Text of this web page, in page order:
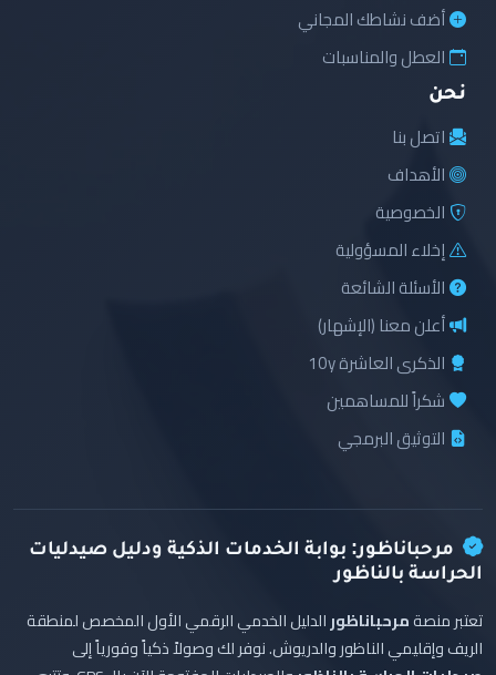
أضف نشاطك المجاني
العطل والمناسبات
نحن
اتصل بنا
الأهداف
الخصوصية
إخلاء المسؤولية
الأسئلة الشائعة
أعلن معنا (الإشهار)
الذكرى العاشرة 10y
شكراً للمساهمين
التوثيق البرمجي
مرحباناظور: بوابة الخدمات الذكية ودليل صيدليات
الحراسة بالناظور
تعتبر منصةمرحباناظورالدليل الخدمي الرقمي الأول المخصص لمنطقة
الريف وإقليمي الناظور والدريوش. نوفر لك وصولاً ذكياً وفورياً إلى